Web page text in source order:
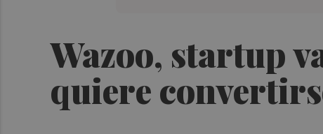
Wazoo, startup
quiere